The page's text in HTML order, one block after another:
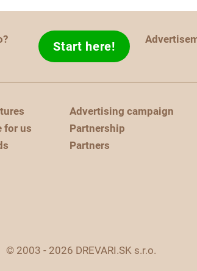
Start here!
for us
Advertising campaign
Partnership
Partners
© 2003 - 2026 DREVARI.SK s.r.o.